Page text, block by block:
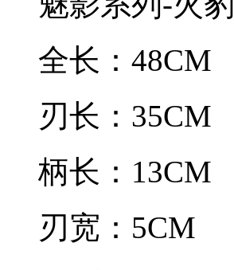
全长：48CM
刃长：35CM
柄长：13CM
刃宽：5CM